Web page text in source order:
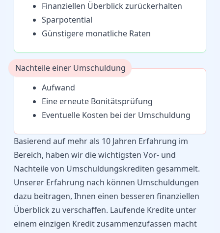
Finanziellen Überblick zurückerhalten
Sparpotential
Günstigere monatliche Raten
Nachteile einer Umschuldung
Aufwand
Eine erneute Bonitätsprüfung
Eventuelle Kosten bei der Umschuldung
Basierend auf mehr als 10 Jahren Erfahrung im
Bereich, haben wir die wichtigsten Vor- und
Nachteile von Umschuldungskrediten gesammelt.
Unserer Erfahrung nach können Umschuldungen
dazu beitragen, Ihnen einen besseren finanziellen
Überblick zu verschaffen. Laufende Kredite unter
einem einzigen Kredit zusammenzufassen macht